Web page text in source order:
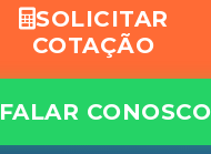
SOLICITAR
COTAÇÃO
FALAR CONOSCO